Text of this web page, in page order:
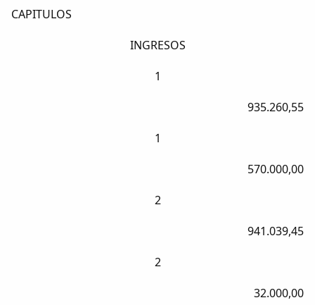
CAPITULOS
INGRESOS
1
935.260,55
1
570.000,00
2
941.039,45
2
32.000,00